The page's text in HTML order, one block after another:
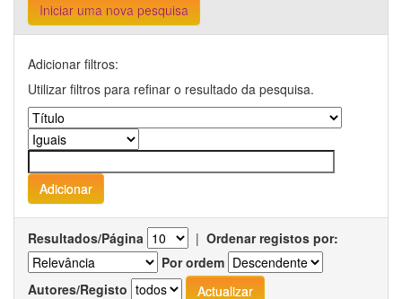
Iniciar uma nova pesquisa
Adicionar filtros:
Utilizar filtros para refinar o resultado da pesquisa.
Resultados/Página | Ordenar registos por:
Por ordem
Autores/Registo